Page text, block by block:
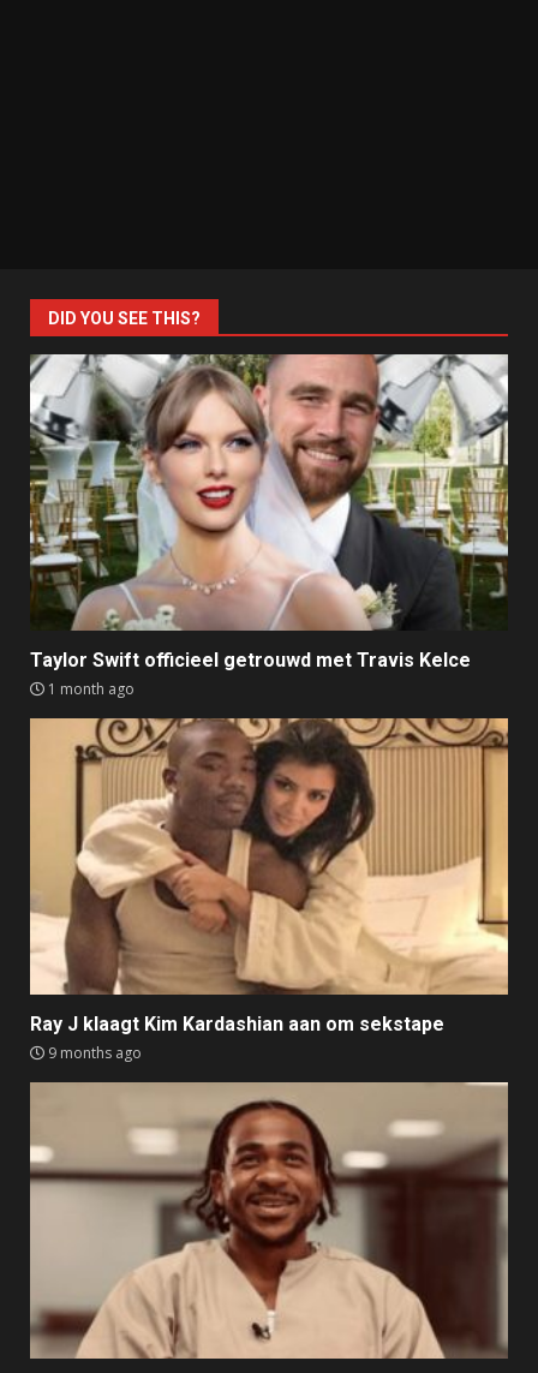
DID YOU SEE THIS?
Taylor Swift officieel getrouwd met Travis Kelce
1 month ago
Ray J klaagt Kim Kardashian aan om sekstape
9 months ago